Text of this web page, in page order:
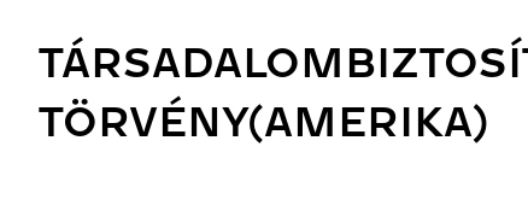
TÖRVÉNY(AMERIKA)